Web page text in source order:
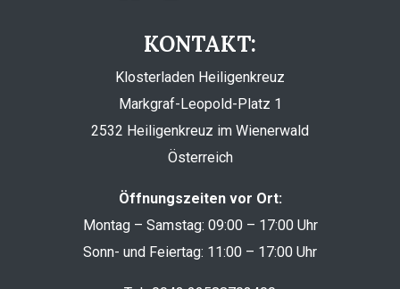
KONTAKT:
Klosterladen Heiligenkreuz
Markgraf-Leopold-Platz 1
2532 Heiligenkreuz im Wienerwald
Österreich
Öffnungszeiten vor Ort:
Montag – Samstag: 09:00 – 17:00 Uhr
Sonn- und Feiertag: 11:00 – 17:00 Uhr